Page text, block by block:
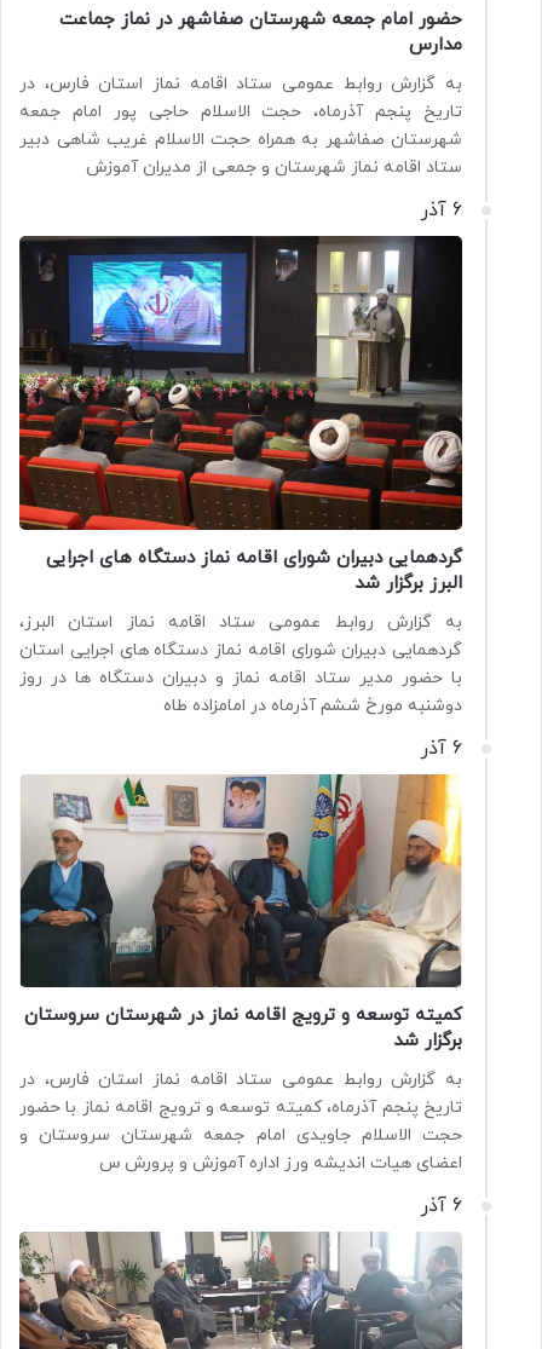
حضور امام جمعه شهرستان صفاشهر در نماز جماعت
مدارس
به گزارش روابط عمومی ستاد اقامه نماز استان فارس، در
تاریخ پنجم آذرماه، حجت الاسلام حاجی پور امام جمعه
شهرستان صفاشهر به همراه حجت الاسلام غریب شاهی دبیر
ستاد اقامه نماز شهرستان و جمعی از مدیران آموزش
6 آذر
گردهمایی دبیران شورای اقامه نماز دستگاه های اجرایی
البرز برگزار شد
به گزارش روابط عمومی ستاد اقامه نماز استان البرز،
گردهمایی دبیران شورای اقامه نماز دستگاه های اجرایی استان
با حضور مدیر ستاد اقامه نماز و دبیران دستگاه ها در روز
دوشنبه مورخ ششم آذرماه در امامزاده طاه
6 آذر
کمیته توسعه و ترویج اقامه نماز در شهرستان سروستان
برگزار شد
به گزارش روابط عمومی ستاد اقامه نماز استان فارس، در
تاریخ پنجم آذرماه، کمیته توسعه و ترویج اقامه نماز با حضور
حجت الاسلام جاویدی امام جمعه شهرستان سروستان و
اعضای هیات اندیشه ورز اداره آموزش و پرورش س
6 آذر